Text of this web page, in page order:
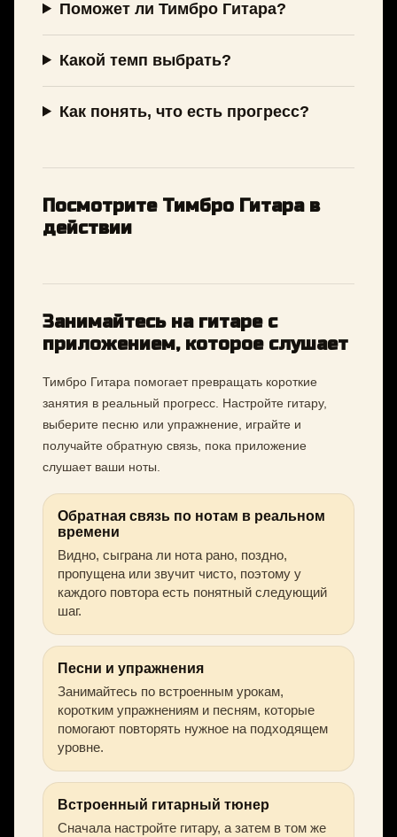
Поможет ли Тимбро Гитара?
Какой темп выбрать?
Как понять, что есть прогресс?
Посмотрите Тимбро Гитара в
действии
Занимайтесь на гитаре с
приложением, которое слушает
Тимбро Гитара помогает превращать короткие
занятия в реальный прогресс. Настройте гитару,
выберите песню или упражнение, играйте и
получайте обратную связь, пока приложение
слушает ваши ноты.
Обратная связь по нотам в реальном
времени
Видно, сыграна ли нота рано, поздно,
пропущена или звучит чисто, поэтому у
каждого повтора есть понятный следующий
шаг.
Песни и упражнения
Занимайтесь по встроенным урокам,
коротким упражнениям и песням, которые
помогают повторять нужное на подходящем
уровне.
Встроенный гитарный тюнер
Сначала настройте гитару, а затем в том же